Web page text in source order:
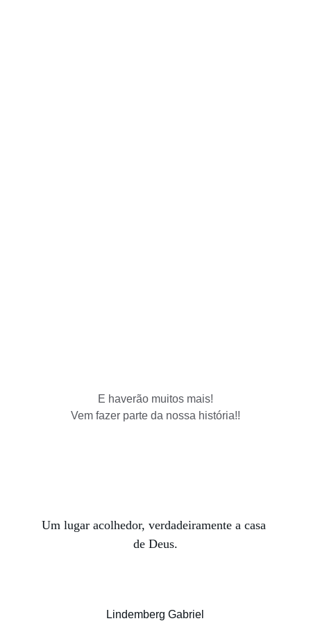
E haverão muitos mais!
Vem fazer parte da nossa história!!
Um lugar acolhedor, verdadeiramente a casa
de Deus.
Lindemberg Gabriel